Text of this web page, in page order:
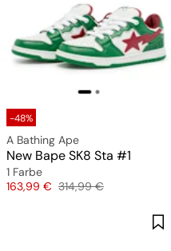
-48%
A Bathing Ape
New Bape SK8 Sta #1
1 Farbe
Preis
163,99 € Originalpreis
314,99 €